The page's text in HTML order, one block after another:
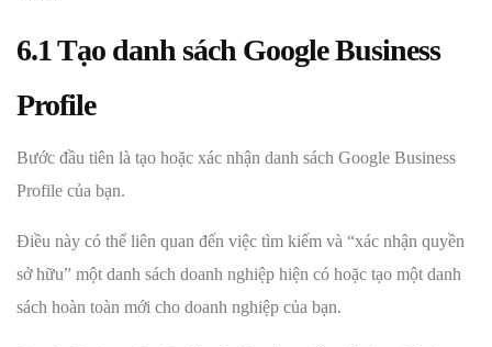
6.1 Tạo danh sách Google Business
Profile
Bước đầu tiên là tạo hoặc xác nhận danh sách Google Business
Profile của bạn.
Điều này có thể liên quan đến việc tìm kiếm và “xác nhận quyền
sở hữu” một danh sách doanh nghiệp hiện có hoặc tạo một danh
sách hoàn toàn mới cho doanh nghiệp của bạn.